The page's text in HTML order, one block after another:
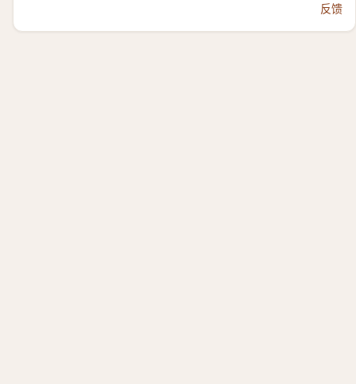
反馈